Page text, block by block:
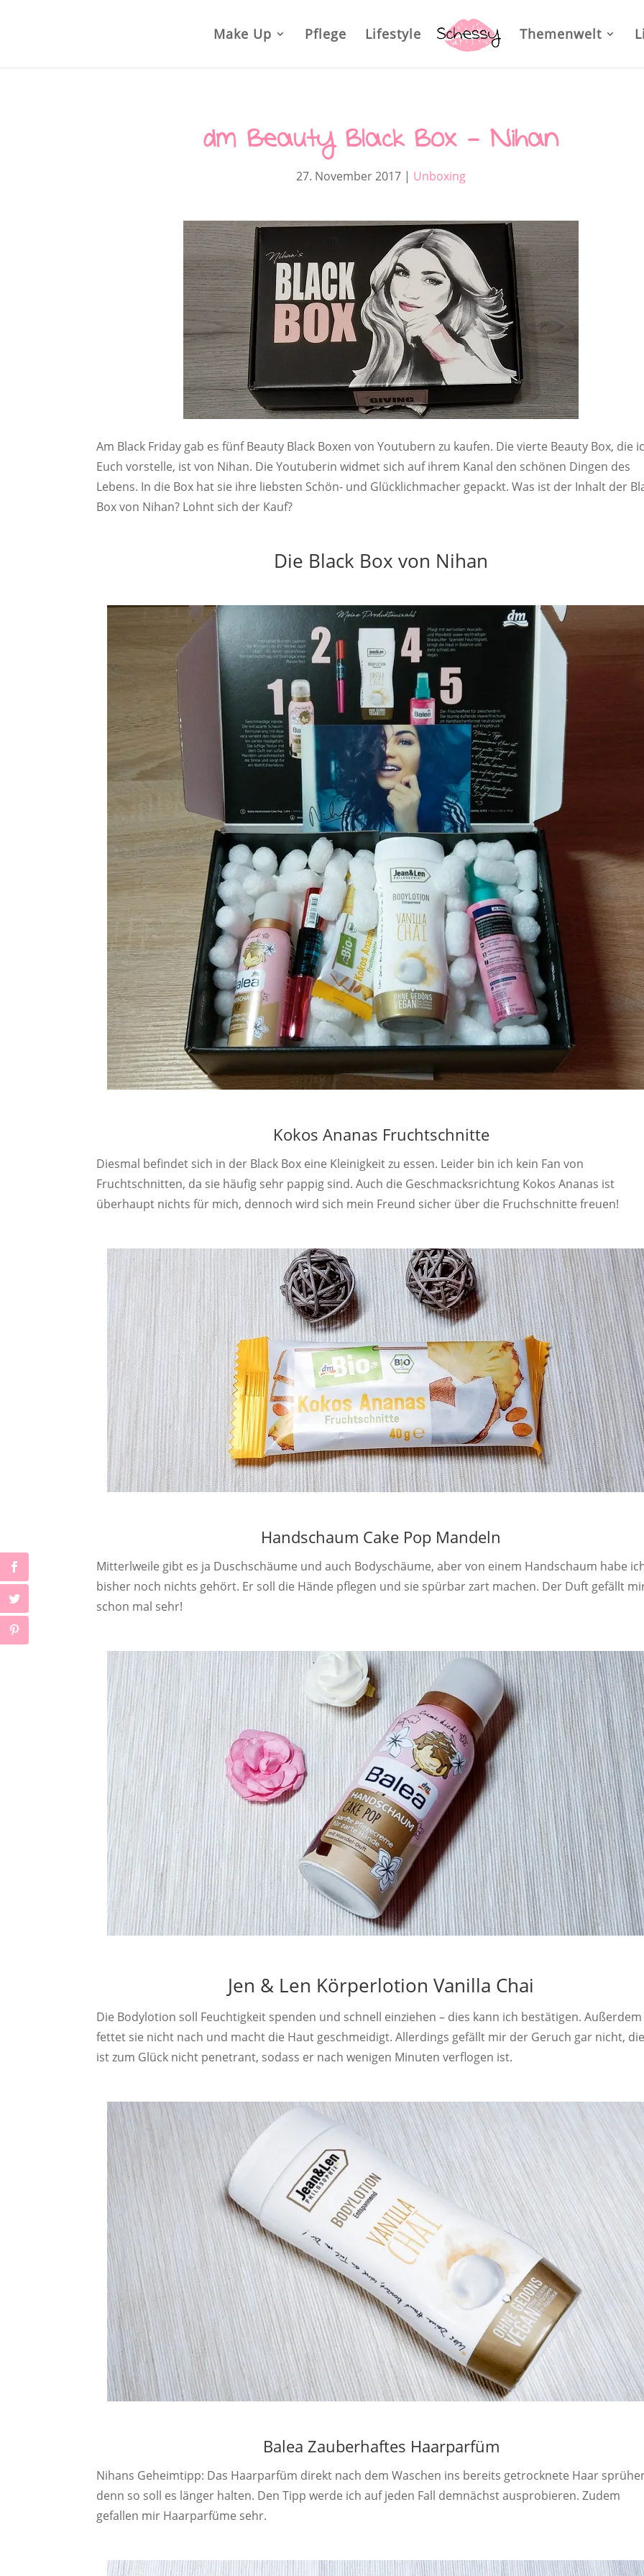
Make Up Pflege Lifestyle Themenwelt
dm Beauty Black Box – Nihan
27. November 2017 | Unboxing
Am Black Friday gab es fünf Beauty Black Boxen von Youtubern zu kaufen. Die vierte Beauty Box, die
Euch vorstelle, ist von Nihan. Die Youtuberin widmet sich auf ihrem Kanal den schönen Dingen des
Lebens. In die Box hat sie ihre liebsten Schön- und Glücklichmacher gepackt. Was ist der Inhalt der
Box von Nihan? Lohnt sich der Kauf?
Die Black Box von Nihan
Kokos Ananas Fruchtschnitte
Diesmal befindet sich in der Black Box eine Kleinigkeit zu essen. Leider bin ich kein Fan von
Fruchtschnitten, da sie häufig sehr pappig sind. Auch die Geschmacksrichtung Kokos Ananas ist
überhaupt nichts für mich, dennoch wird sich mein Freund sicher über die Fruchschnitte freuen!
Handschaum Cake Pop Mandeln
Mitterlweile gibt es ja Duschschäume und auch Bodyschäume, aber von einem Handschaum habe
bisher noch nichts gehört. Er soll die Hände pflegen und sie spürbar zart machen. Der Duft gefällt
schon mal sehr!
Jen & Len Körperlotion Vanilla Chai
Die Bodylotion soll Feuchtigkeit spenden und schnell einziehen – dies kann ich bestätigen. Außerdem
fettet sie nicht nach und macht die Haut geschmeidigt. Allerdings gefällt mir der Geruch gar nicht,
ist zum Glück nicht penetrant, sodass er nach wenigen Minuten verflogen ist.
Balea Zauberhaftes Haarparfüm
Nihans Geheimtipp: Das Haarparfüm direkt nach dem Waschen ins bereits getrocknete Haar
denn so soll es länger halten. Den Tipp werde ich auf jeden Fall demnächst ausprobieren. Zudem
gefallen mir Haarparfüme sehr.